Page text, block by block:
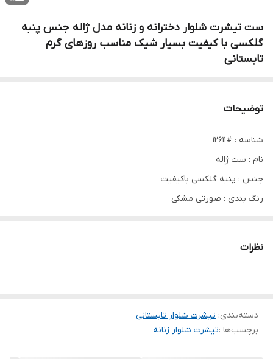
ست تیشرت شلوار دخترانه و زنانه مدل ژاله جنس پنبه
گلکسی با کیفیت بسیار شیک مناسب روزهای گرم
تابستانی
توضیحات
شناسه : #12611
نام : ست ژاله
جنس : پنبه گلکسی باکیفیت
رنگ بندی : صورتی مشکی
🌹قد آستین از سرشانه حدود ۳۴ سانت
🌹قد شلوار حدود ۱۰۵ سانت
نظرات
دسته‌بندی: تیشرت شلوار تابستانی
برچسب‌ها :تیشرت شلوار زنانه